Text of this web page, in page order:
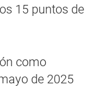
15 puntos de
como
de 2025